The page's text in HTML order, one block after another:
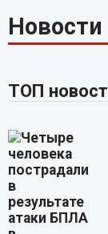
ТОП